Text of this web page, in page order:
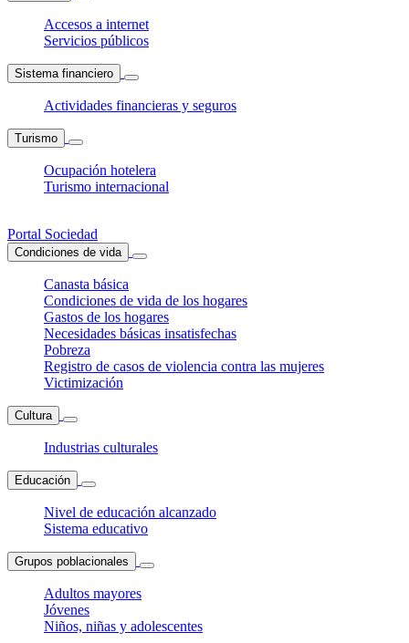
Accesos a internet
Servicios públicos
Sistema financiero
Actividades financieras y seguros
Turismo
Ocupación hotelera
Turismo internacional
Portal Sociedad
Condiciones de vida
Canasta básica
Condiciones de vida de los hogares
Gastos de los hogares
Necesidades básicas insatisfechas
Pobreza
Registro de casos de violencia contra las mujeres
Victimización
Cultura
Industrias culturales
Educación
Nivel de educación alcanzado
Sistema educativo
Grupos poblacionales
Adultos mayores
Jóvenes
Niños, niñas y adolescentes